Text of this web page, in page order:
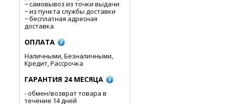
− самовывоз из точки выдачи
− из пункта службы доставки
− бесплатная адресная
доставка
ОПЛАТА
Наличными, Безналичными,
Кредит, Рассрочка
ГАРАНТИЯ 24 МЕСЯЦА
- обмен/возврат товара в
течение 14 дней